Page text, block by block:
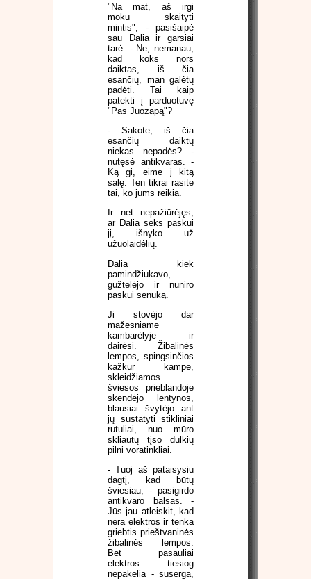
"Na mat, aš irgi
moku skaityti
mintis", - pasišaipė
sau Dalia ir garsiai
tarė: - Ne, nemanau,
kad koks nors
daiktas, iš čia
esančių, man galėtų
padėti. Tai kaip
patekti į parduotuvę
"Pas Juozapą"?
- Sakote, iš čia
esančių daiktų
niekas nepadės? -
nutęsė antikvaras. -
Ką gi, eime į kitą
salę. Ten tikrai rasite
tai, ko jums reikia.
Ir net nepažiūrėjęs,
ar Dalia seks paskui
jį, išnyko už
užuolaidėlių.
Dalia kiek
pamindžiukavo,
gūžtelėjo ir nuniro
paskui senuką.
Ji stovėjo dar
mažesniame
kambarėlyje ir
dairėsi. Žibalinės
lempos, spingsinčios
kažkur kampe,
skleidžiamos
šviesos prieblandoje
skendėjo lentynos,
blausiai švytėjo ant
jų sustatyti stikliniai
rutuliai, nuo mūro
skliautų tįso dulkių
pilni voratinkliai.
- Tuoj aš pataisysiu
dagtį, kad būtų
šviesiau, - pasigirdo
antikvaro balsas. -
Jūs jau atleiskit, kad
nėra elektros ir tenka
griebtis prieštvaninės
žibalinės lempos.
Bet pasauliai
elektros tiesiog
nepakelia - suserga,